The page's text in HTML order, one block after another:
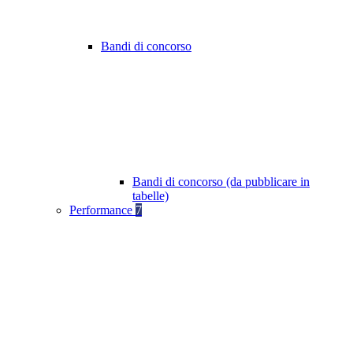
Bandi di concorso
Bandi di concorso (da pubblicare in
tabelle)
Performance 7